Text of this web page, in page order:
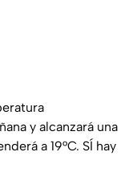
y alcanzará una
a 19°C. SÍ hay